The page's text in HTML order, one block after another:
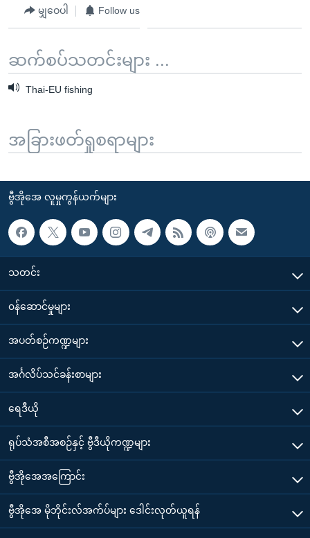
မျှဝေပါ Follow us
ဆက်စပ်သတင်းများ ...
Thai-EU fishing
အခြားဖတ်ရှုစရာများ
ဗွီအိုအေ လူမှုကွန်ယက်များ
သတင်း
၀န်ဆောင်မှုများ
အပတ်စဉ်ကဏ္ဍများ
အင်္ဂလိပ်သင်ခန်းစာများ
ရေဒီယို
ရုပ်သံအစီအစဉ်နှင့် ဗွီဒီယိုကဏ္ဍများ
ဗွီအိုအေအကြောင်း
ဗွီအိုအေ မိုဘိုင်းလ်အက်ပ်များ ဒေါင်းလုတ်ယူရန်